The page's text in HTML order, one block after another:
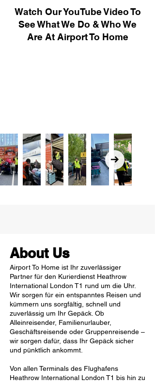
Watch Our YouTube Video To
See What We Do & Who We
Are At Airport To Home
About Us
Airport To Home ist Ihr zuverlässiger
Partner für den Kurierdienst Heathrow
International London T1 rund um die Uhr.
Wir sorgen für ein entspanntes Reisen und
kümmern uns sorgfältig, schnell und
zuverlässig um Ihr Gepäck. Ob
Alleinreisender, Familienurlauber,
Geschäftsreisende oder Gruppenreisende –
wir sorgen dafür, dass Ihr Gepäck sicher
und pünktlich ankommt.
Von allen Terminals des Flughafens
Heathrow International London T1 bis hin zu